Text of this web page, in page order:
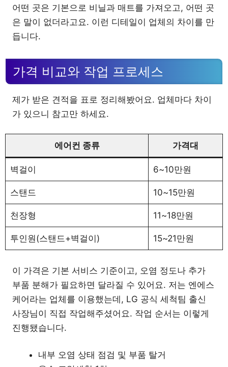
어떤 곳은 기본으로 비닐과 매트를 가져오고, 어떤 곳
은 말이 없더라고요. 이런 디테일이 업체의 차이를 만
듭니다.
가격 비교와 작업 프로세스
제가 받은 견적을 표로 정리해봤어요. 업체마다 차이
가 있으니 참고만 하세요.
에어컨 종류 가격대
벽걸이 6~10만원
스탠드 10~15만원
천장형 11~18만원
투인원(스탠드+벽걸이) 15~21만원
이 가격은 기본 서비스 기준이고, 오염 정도나 추가
부품 분해가 필요하면 달라질 수 있어요. 저는 엔에스
케어라는 업체를 이용했는데, LG 공식 세척팀 출신
사장님이 직접 작업해주셨어요. 작업 순서는 이렇게
진행됐습니다.
내부 오염 상태 점검 및 부품 탈거